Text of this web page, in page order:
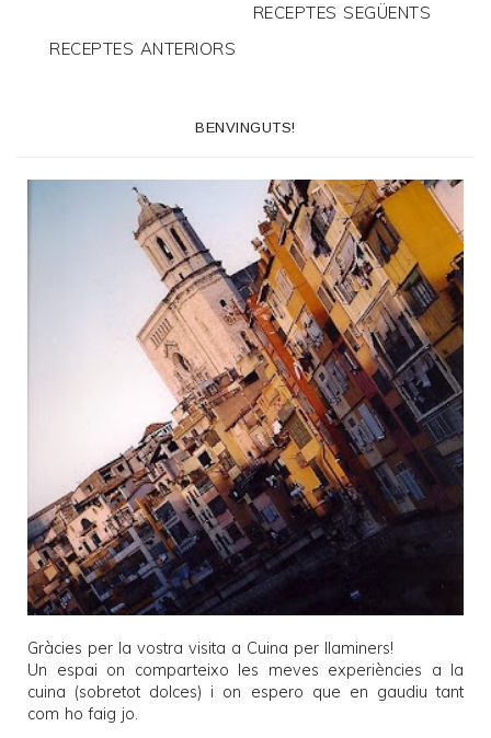
RECEPTES SEGÜENTS
RECEPTES ANTERIORS
BENVINGUTS!
Gràcies per la vostra visita a Cuina per llaminers!
Un espai on comparteixo les meves experiències a la
cuina (sobretot dolces) i on espero que en gaudiu tant
com ho faig jo.